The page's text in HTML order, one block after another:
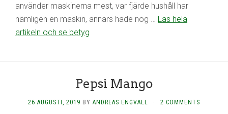
använder maskinerna mest, var fjärde hushåll har
nämligen en maskin, annars hade nog … Läs hela
artikeln och se betyg
Pepsi Mango
26 AUGUSTI, 2019 BY ANDREAS ENGVALL · 2 COMMENTS